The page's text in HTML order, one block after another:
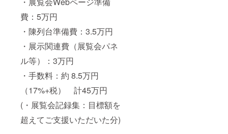
費：5万円
・陳列台準備費：3.5万円
・展示関連費（展覧会パネ
ル等）：3万円
・手数料：約 8.5万円
（17%+税） 計45万円
(・展覧会記録集：目標額を
超えてご支援いただいた分)